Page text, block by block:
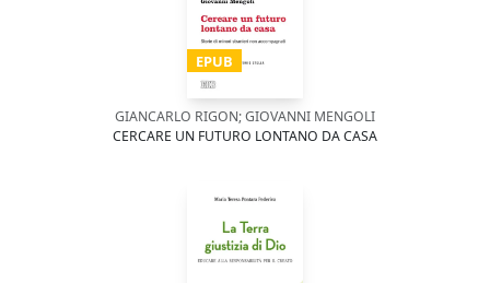
EPUB
GIANCARLO RIGON; GIOVANNI MENGOLI
CERCARE UN FUTURO LONTANO DA CASA